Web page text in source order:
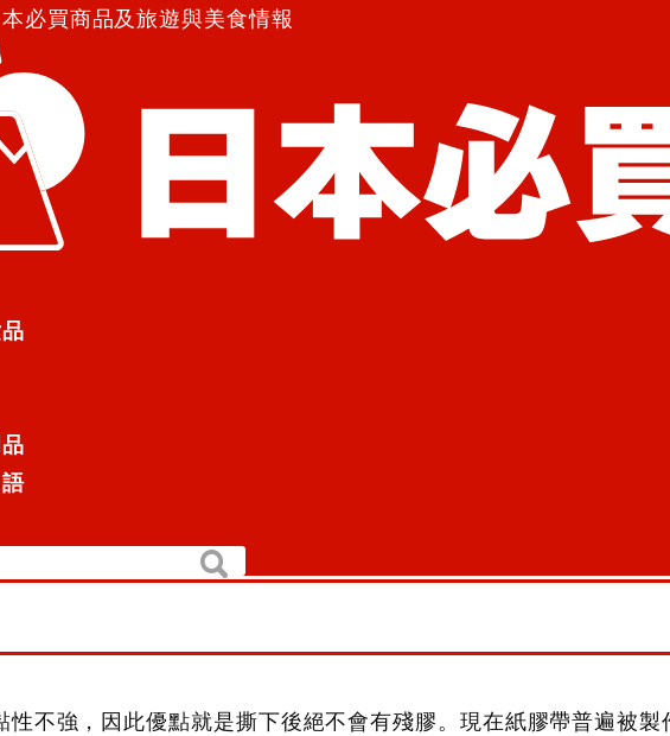
必買商品及旅遊與美食情報
搜
紙膠帶讓牆壁變美吧！
帶讓牆壁變美吧！
膠帶讓牆壁變美吧！
你都不用擔心！這裡整理許多用紙膠帶就
不強，因此優點就是撕下後絕不會有殘膠。現在紙膠帶普遍被製